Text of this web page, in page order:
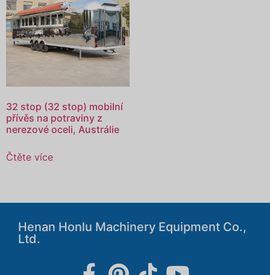
32 stop (32 stop) mobilní
přívěs na potraviny z
nerezové oceli, Austrálie
Čtěte více
Henan Honlu Machinery Equipment Co.,
Ltd.